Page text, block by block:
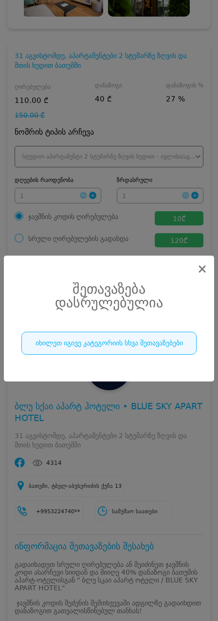
×
შეთავაზება
დასრულებულია
იხილეთ იგივე კატეგორიის სხვა შეთავაზებები
31 აგვისტომდე, აპარტამენტები 2 სტუმარზე ზღვის და
მთის ხედით ბათუმში
ღირებულება
110.00 ₾
150.00 ₾
დანაზოგი
40 ₾
დანაზოგის %
27 %
ნომრის ტიპის არჩევა
სტუდიო აპარტამენტი 2 სტუმარზე ზღვის ხედით - ივლისი/აგვისტო
დღეების რაოდენობა ზრდასრული
ჯავშნის კოდის ღირებულება 10₾
სრული ღირებულების გადახდა 120₾
0 ₾
ნომრის ღირებულება დანაზოგით
დასრულებულია
ბლუ სქაი აპარტ ჰოტელი • BLUE SKY APART
HOTEL
31 აგვისტომდე, აპარტამენტები 2 სტუმარზე ზღვის და
მთის ხედით ბათუმში
4314
ბათუმი, ტბელ-აბუსერიძის ქუჩა 13
+9953224740** სამუშაო საათები
ინფორმაცია შეთავაზების შესახებ
გადაიხადეთ სრული ღირებულება ან შეიძინეთ ჯავშნის
კოდი ასარჩევი სიიდან და მიიღე 40% დანაზოგი ბათუმის
აპარტ-ოტელისგან " ბლუ სკაი აპარტ ოტელი / BLUE SKY
APART HOTEL"
ჯავშნის კოდის შეძენის შემთხვევაში ადგილზე გადაიხდით
დანაზოგით გათვალისწინებულ თანხას!